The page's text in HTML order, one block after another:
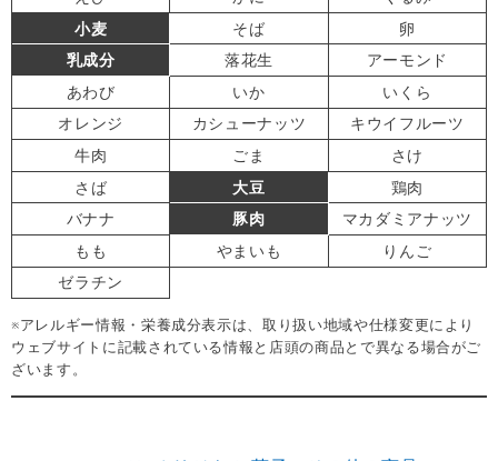
小麦
そば
卵
乳成分
落花生
アーモンド
あわび
いか
いくら
オレンジ
カシューナッツ
キウイフルーツ
牛肉
ごま
さけ
さば
大豆
鶏肉
バナナ
豚肉
マカダミアナッツ
もも
やまいも
りんご
ゼラチン
※アレルギー情報・栄養成分表示は、取り扱い地域や仕様変更により
ウェブサイトに記載されている情報と店頭の商品とで異なる場合がご
ざいます。